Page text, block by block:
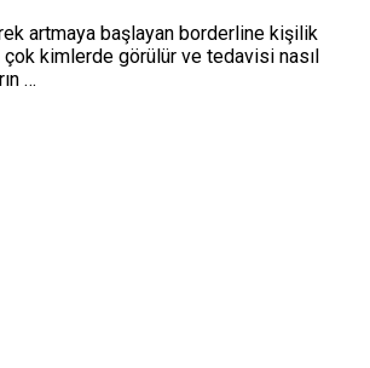
artmaya başlayan borderline kişilik
kimlerde görülür ve tedavisi nasıl
…